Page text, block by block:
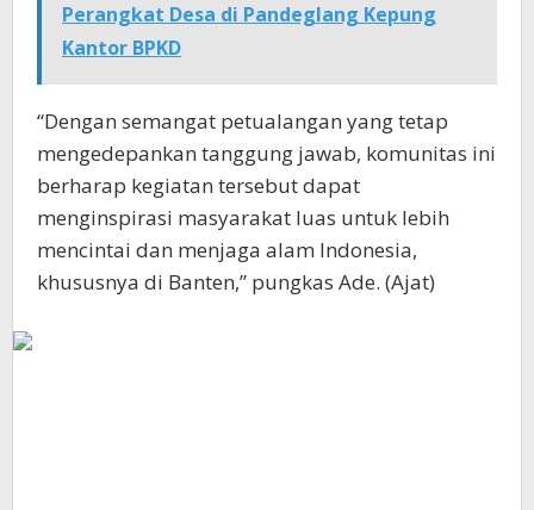
Perangkat Desa di Pandeglang Kepung
Kantor BPKD
“Dengan semangat petualangan yang tetap
mengedepankan tanggung jawab, komunitas ini
berharap kegiatan tersebut dapat
menginspirasi masyarakat luas untuk lebih
mencintai dan menjaga alam Indonesia,
khususnya di Banten,” pungkas Ade. (Ajat)